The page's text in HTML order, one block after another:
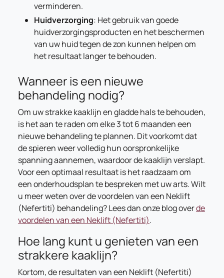
verminderen.
Huidverzorging: Het gebruik van goede
huidverzorgingsproducten en het beschermen
van uw huid tegen de zon kunnen helpen om
het resultaat langer te behouden.
Wanneer is een nieuwe
behandeling nodig?
Om uw strakke kaaklijn en gladde hals te behouden,
is het aan te raden om elke 3 tot 6 maanden een
nieuwe behandeling te plannen. Dit voorkomt dat
de spieren weer volledig hun oorspronkelijke
spanning aannemen, waardoor de kaaklijn verslapt.
Voor een optimaal resultaat is het raadzaam om
een onderhoudsplan te bespreken met uw arts. Wilt
u meer weten over de voordelen van een Neklift
(Nefertiti) behandeling? Lees dan onze blog overde
voordelen van een Neklift (Nefertiti).
Hoe lang kunt u genieten van een
strakkere kaaklijn?
Kortom, de resultaten van een Neklift (Nefertiti)